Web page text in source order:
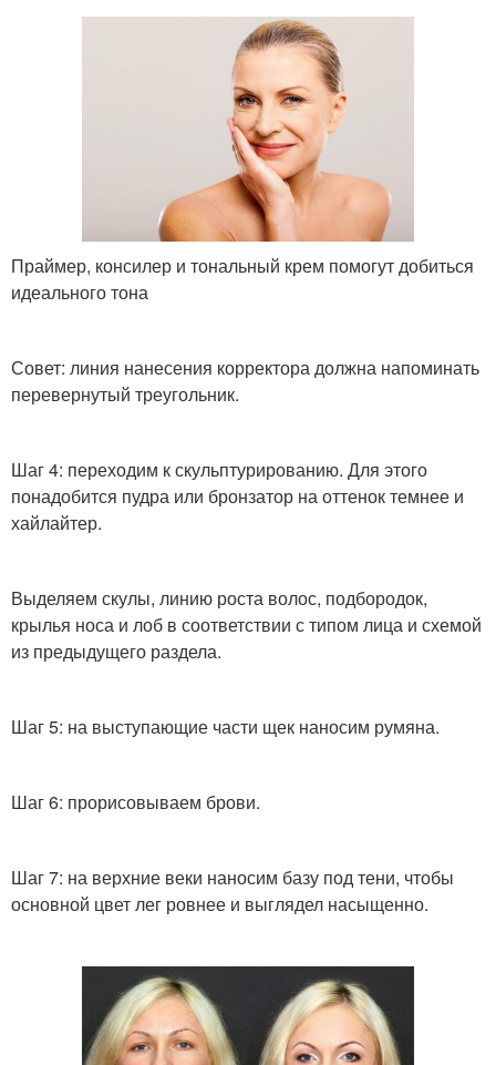
Праймер, консилер и тональный крем помогут добиться
идеального тона
Совет: линия нанесения корректора должна напоминать
перевернутый треугольник.
Шаг 4: переходим к скульптурированию. Для этого
понадобится пудра или бронзатор на оттенок темнее и
хайлайтер.
Выделяем скулы, линию роста волос, подбородок,
крылья носа и лоб в соответствии с типом лица и схемой
из предыдущего раздела.
Шаг 5: на выступающие части щек наносим румяна.
Шаг 6: прорисовываем брови.
Шаг 7: на верхние веки наносим базу под тени, чтобы
основной цвет лег ровнее и выглядел насыщенно.